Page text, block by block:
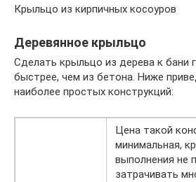
Крыльцо из кирпичных косоуров
Деревянное крыльцо
Сделать крыльцо из дерева к бани
быстрее, чем из бетона. Ниже
наиболее простых конструкций:
Цена такой
минимальная,
выполнения не
затрачивать